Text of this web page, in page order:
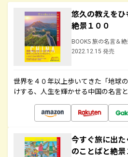
悠久の教えを
絶景１００
BOOKS 旅の名言＆
2022.12.15 発売
世界を４０年以上歩いてきた「地球
けする、人生を輝かせる中国の名言
今すぐ旅に出
のことばと絶景